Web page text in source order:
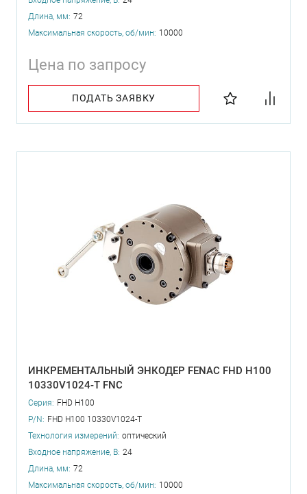
Длина, мм: 72
Максимальная скорость, об/мин: 10000
Цена по запросу
ПОДАТЬ ЗАЯВКУ
ИНКРЕМЕНТАЛЬНЫЙ ЭНКОДЕР FENAC FHD H100
10330V1024-T FNC
Серия: FHD H100
P/N: FHD H100 10330V1024-T
Технология измерений: оптический
Входное напряжение, В: 24
Длина, мм: 72
Максимальная скорость, об/мин: 10000